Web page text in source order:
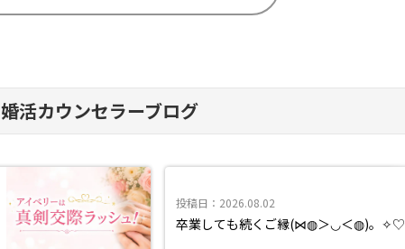
婚活カウンセラーブログ
投稿日：2026.08.02
卒業しても続くご縁(⋈◍＞◡＜◍)。✧♡